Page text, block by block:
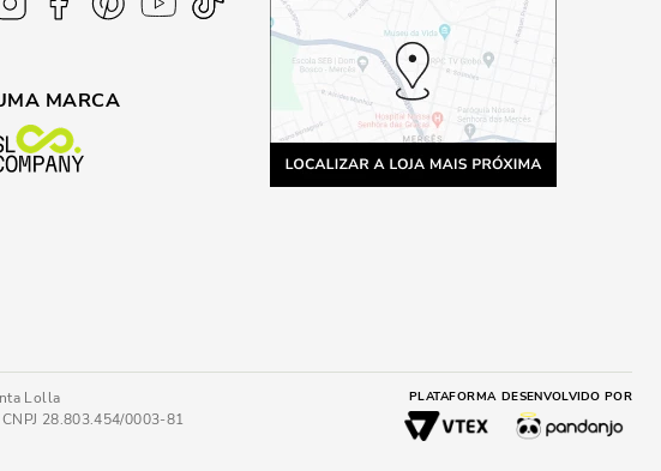
MARCA
Lolla
28.803.454/0003-81
PLATAFORMA DESENVOLVIDO POR